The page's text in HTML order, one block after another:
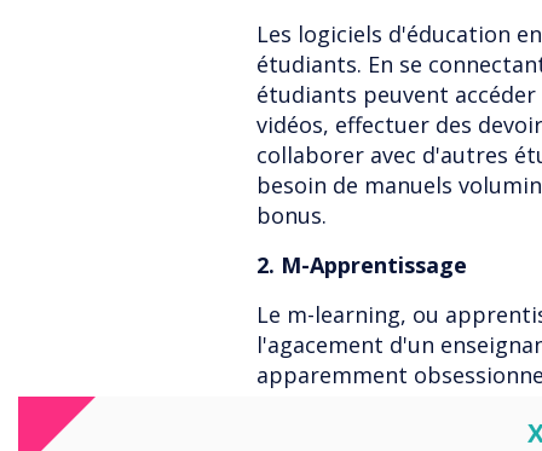
Les logiciels d'éducation
étudiants. En se
étudiants peuvent
vidéos, effectuer des
collaborer avec d'autres
besoin de manuels
bonus.
2. M-Apprentissage
Le m-learning, ou
l'agacement d'un
apparemment
mobile en un dispositif
utilisé pour interagir avec